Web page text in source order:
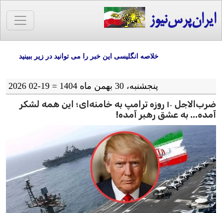
ایران‌پرس‌نیوز
خلاصه انگلیسی این خبر را می توانید در زیر ببینید
پنجشنبه، 30 بهمن ماه 1404 = 19-02 2026
ضرب‌الاجل ۱۰ روزه ترامپ به خامنه‌ای؛ این همه لشکر
آمده... به عشق رهبر آمده!